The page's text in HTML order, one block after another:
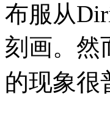
布服从
刻画。然
的现象很